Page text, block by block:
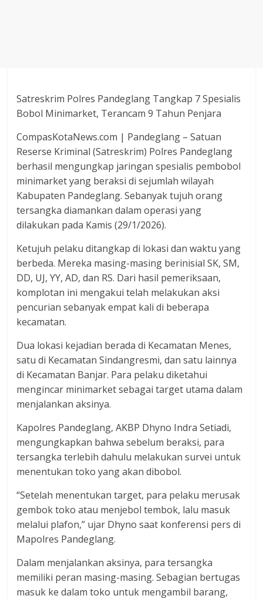
standar
jurnalisme
setiap
liputan
peristiwa
dan
tulis
secara
tajam
dan
berimbang.
Satreskrim Polres Pandeglang Tangkap 7 Spesialis
Bobol Minimarket, Terancam 9 Tahun Penjara
CompasKotaNews.com | Pandeglang – Satuan
Reserse Kriminal (Satreskrim) Polres Pandeglang
berhasil mengungkap jaringan spesialis pembobol
minimarket yang beraksi di sejumlah wilayah
Kabupaten Pandeglang. Sebanyak tujuh orang
tersangka diamankan dalam operasi yang
dilakukan pada Kamis (29/1/2026).
Ketujuh pelaku ditangkap di lokasi dan waktu yang
berbeda. Mereka masing-masing berinisial SK, SM,
DD, UJ, YY, AD, dan RS. Dari hasil pemeriksaan,
komplotan ini mengakui telah melakukan aksi
pencurian sebanyak empat kali di beberapa
kecamatan.
Dua lokasi kejadian berada di Kecamatan Menes,
satu di Kecamatan Sindangresmi, dan satu lainnya
di Kecamatan Banjar. Para pelaku diketahui
mengincar minimarket sebagai target utama dalam
menjalankan aksinya.
Kapolres Pandeglang, AKBP Dhyno Indra Setiadi,
mengungkapkan bahwa sebelum beraksi, para
tersangka terlebih dahulu melakukan survei untuk
menentukan toko yang akan dibobol.
“Setelah menentukan target, para pelaku merusak
gembok toko atau menjebol tembok, lalu masuk
melalui plafon,” ujar Dhyno saat konferensi pers di
Mapolres Pandeglang.
Dalam menjalankan aksinya, para tersangka
memiliki peran masing-masing. Sebagian bertugas
masuk ke dalam toko untuk mengambil barang,